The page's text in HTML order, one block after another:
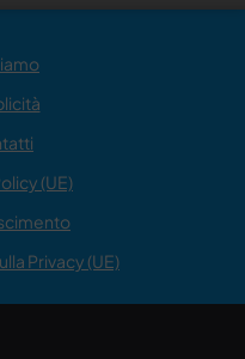
(UE)
Privacy (UE)